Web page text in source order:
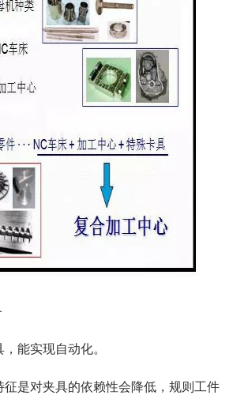
能实现自动化。
征是对夹具的依赖性会降低，规则工件